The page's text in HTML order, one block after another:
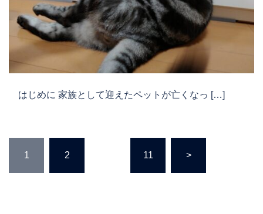
はじめに 家族として迎えたペットが亡くなっ […]
の
1 2 11 >